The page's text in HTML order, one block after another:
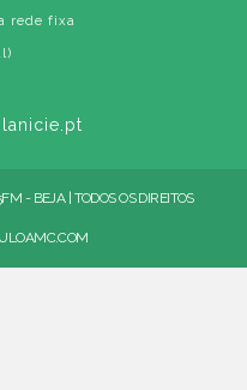
rede fixa
- BEJA | TODOS OS DIREITOS